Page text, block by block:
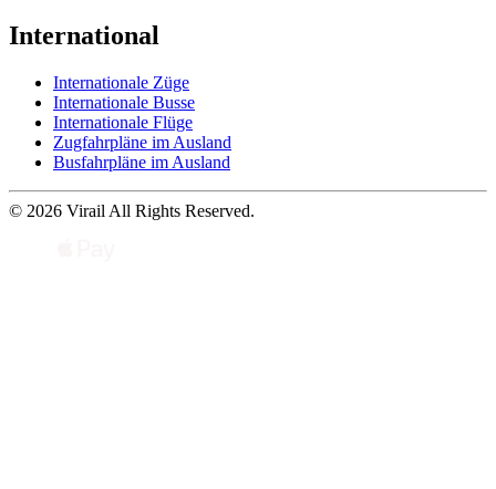
International
Internationale Züge
Internationale Busse
Internationale Flüge
Zugfahrpläne im Ausland
Busfahrpläne im Ausland
© 2026 Virail All Rights Reserved.